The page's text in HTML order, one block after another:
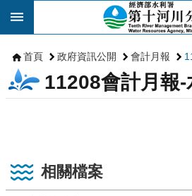
跳到主要內容區塊
首頁 政府資訊公開 會計月報
11208會計月報-
相關檔案